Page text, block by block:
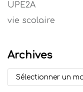
UPE2A
vie scolaire
Archives